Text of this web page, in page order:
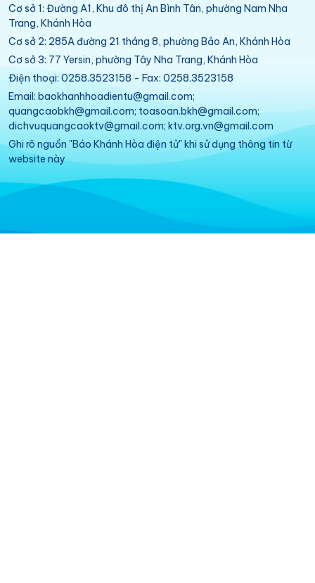
Cơ sở 1: Đường A1, Khu đô thị An Bình Tân, phường Nam Nha
Trang, Khánh Hòa
Cơ sở 2: 285A đường 21 tháng 8, phường Bảo An, Khánh Hòa
Cơ sở 3: 77 Yersin, phường Tây Nha Trang, Khánh Hòa
Điện thoại: 0258.3523158 - Fax: 0258.3523158
Email: baokhanhhoadientu@gmail.com;
quangcaobkh@gmail.com; toasoan.bkh@gmail.com;
dichvuquangcaoktv@gmail.com; ktv.org.vn@gmail.com
Ghi rõ nguồn "Báo Khánh Hòa điện tử" khi sử dụng thông tin từ
website này